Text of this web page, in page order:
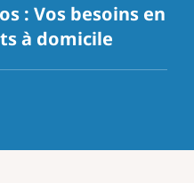
: Vos besoins en
à domicile